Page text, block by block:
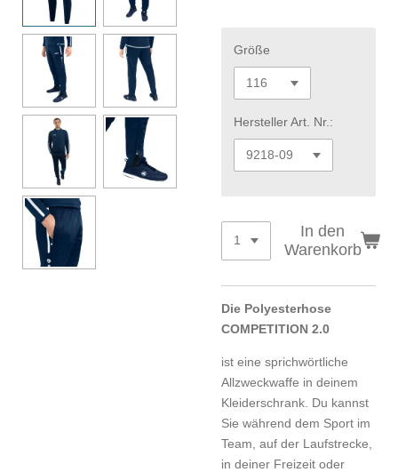
Größe
Hersteller Art. Nr.:
In den
Warenkorb
Die Polyesterhose
COMPETITION 2.0
ist eine sprichwörtliche
Allzweckwaffe in deinem
Kleiderschrank. Du kannst
Sie während dem Sport im
Team, auf der Laufstrecke,
in deiner Freizeit oder